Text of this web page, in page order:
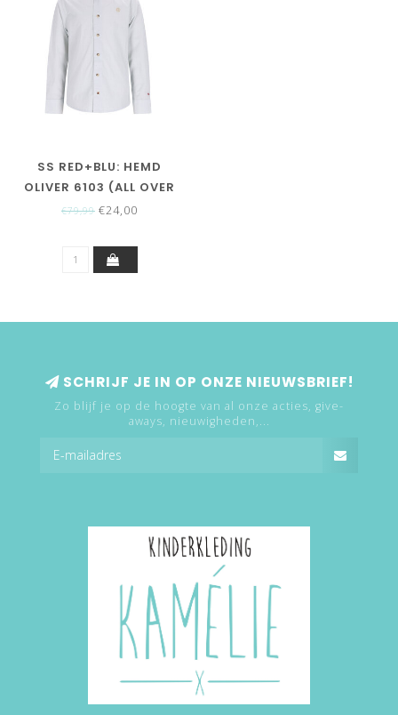
SS RED+BLU: HEMD
OLIVER 6103 (ALL OVER
DOTS SAGE)
€79,99 €24,00
SCHRIJF JE IN OP ONZE NIEUWSBRIEF!
Zo blijf je op de hoogte van al onze acties, give-
aways, nieuwigheden,...